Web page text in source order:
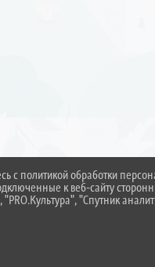
по результатам
с политикой обработки
к веб-сайту
"PRO.Культура", "Спутник